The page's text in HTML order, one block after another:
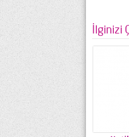
İlginizi